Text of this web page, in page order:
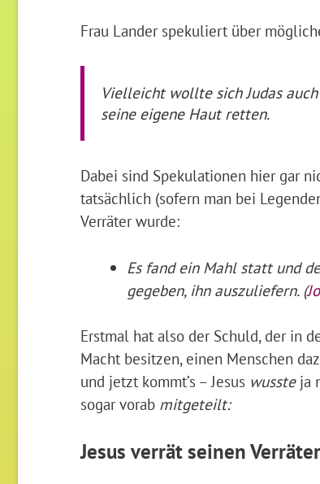
Frau Lander spekuliert über
Vielleicht wollte sich Judas
seine eigene Haut retten.
Dabei sind Spekulationen hier gar
tatsächlich (sofern man bei
Verräter wurde:
Es fand ein Mahl statt und
gegeben, ihn auszuliefern. (
Erstmal hat also der Schuld, der in
Macht besitzen, einen Menschen
und jetzt kommt’s – Jesus wussteja
sogar vorabmitgeteilt:
Jesus verrät seinen Verräter